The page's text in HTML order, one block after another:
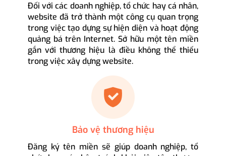
Đối với các doanh nghiệp, tổ chức hay cá nhân,
website đã trở thành một công cụ quan trọng
trong việc tạo dựng sự hiện diện và hoạt động
quảng bá trên Internet. Sở hữu một tên miền
gắn với thương hiệu là điều không thể thiếu
trong việc xây dựng website.
Bảo vệ thương hiệu
Đăng ký tên miền sẽ giúp doanh nghiệp, tổ